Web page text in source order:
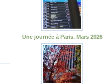
Une journée à Paris. Mars 2026